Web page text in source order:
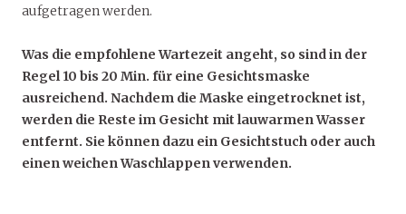
aufgetragen werden.
Was die empfohlene Wartezeit angeht, so sind in der
Regel 10 bis 20 Min. für eine Gesichtsmaske
ausreichend. Nachdem die Maske eingetrocknet ist,
werden die Reste im Gesicht mit lauwarmen Wasser
entfernt. Sie können dazu ein Gesichtstuch oder auch
einen weichen Waschlappen verwenden.